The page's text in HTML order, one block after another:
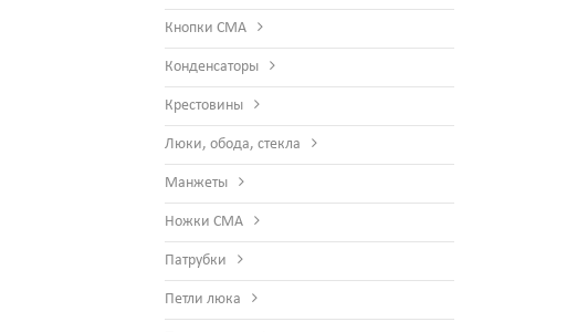
Кнопки СМА
Конденсаторы
Крестовины
Люки, обода, стекла
Манжеты
Ножки СМА
Патрубки
Петли люка